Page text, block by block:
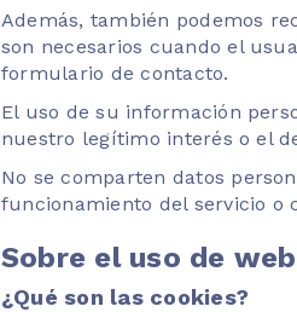
Además, también podemos
son necesarios cuando el
formulario de contacto.
El uso de su información
nuestro legítimo interés o el
No se comparten datos
funcionamiento del servicio o
Sobre el uso de
¿Qué son las cookies?